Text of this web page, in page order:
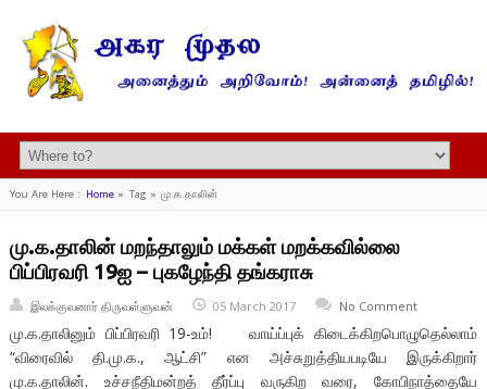
You Are Here : Home» Tag » மு.க.தாலின்
மு.க.தாலின் மறந்தாலும் மக்கள் மறக்கவில்லை
பிப்பிரவரி 19ஐ – புகழேந்தி தங்கராசு
இலக்குவனார் திருவள்ளுவன் 05 March 2017 No Comment
மு.க.தாலினும் பிப்பிரவரி 19-உம்! வாய்ப்புக் கிடைக்கிறபொழுதெல்லாம்
“விரைவில் தி.மு.க., ஆட்சி” என அச்சுறுத்தியபடியே இருக்கிறார்
மு.க.தாலின். உச்சநீதிமன்றத் தீர்ப்பு வருகிற வரை, கோபிநாத்தையே